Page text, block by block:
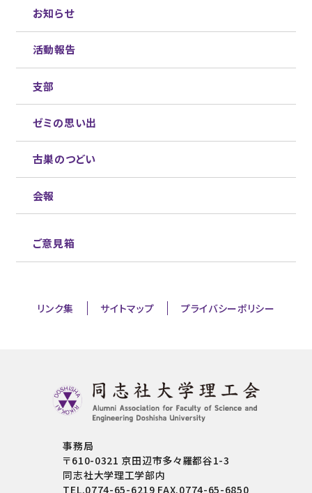
お知らせ
活動報告
支部
ゼミの思い出
古巣のつどい
会報
ご意見箱
リンク集 サイトマップ プライバシーポリシー
事務局
〒610-0321 京田辺市多々羅都谷1-3
同志社大学理工学部内
TEL.0774-65-6219 FAX.0774-65-6850